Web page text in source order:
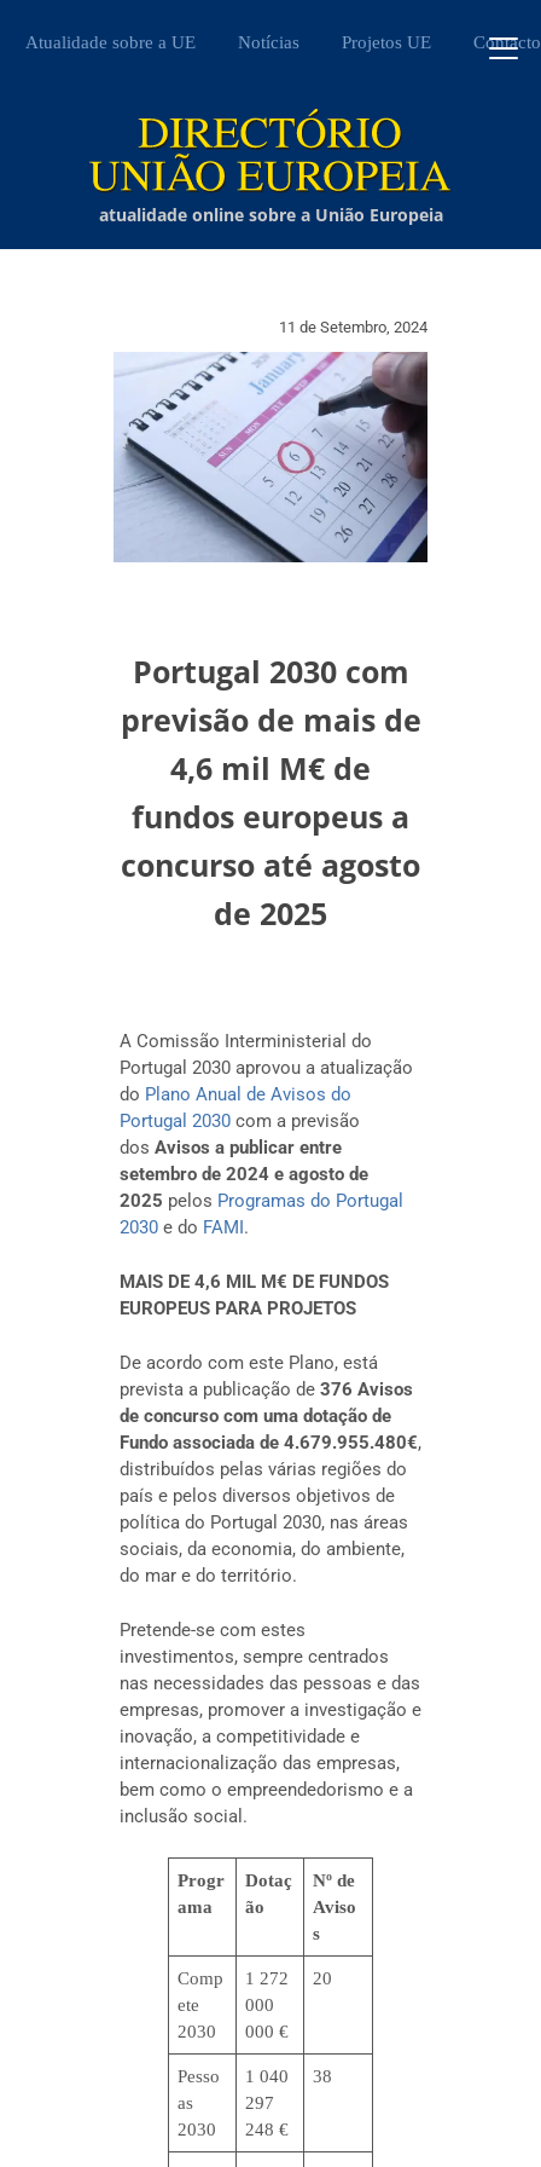
Atualidade sobre a UE Notícias Projetos UE Contacto
atualidade online sobre a União Europeia
11 de Setembro, 2024
Portugal 2030 com
previsão de mais de
4,6 mil M€ de
fundos europeus a
concurso até agosto
de 2025
A Comissão Interministerial do
Portugal 2030 aprovou a atualização
do Plano Anual de Avisos do
Portugal 2030com a previsão
dos Avisos a publicar entre
setembro de 2024 e agosto de
2025 pelos Programas do Portugal
2030e do FAMI.
MAIS DE 4,6 MIL M€ DE FUNDOS
EUROPEUS PARA PROJETOS
De acordo com este Plano, está
prevista a publicação de 376 Avisos
de concurso com uma dotação de
Fundo associada de 4.679.955.480€,
distribuídos pelas várias regiões do
país e pelos diversos objetivos de
política do Portugal 2030, nas áreas
sociais, da economia, do ambiente,
do mar e do território.
Pretende-se com estes
investimentos, sempre centrados
nas necessidades das pessoas e das
empresas, promover a investigação e
inovação, a competitividade e
internacionalização das empresas,
bem como o empreendedorismo e a
inclusão social.
Progr
ama
Dotaç
ão
Nº de
Aviso
s
Comp
ete
2030
1 272
000
000 €
20
Pesso
as
2030
1 040
297
248 €
38